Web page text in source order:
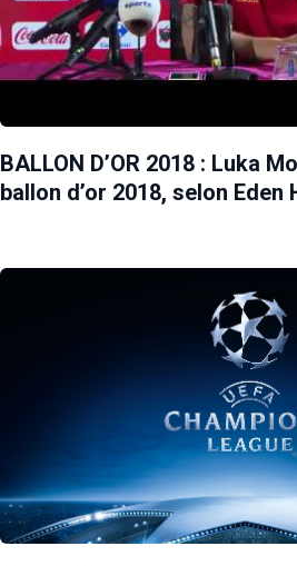
BALLON D’OR 2018 : Luka
ballon d’or 2018, selon Eden